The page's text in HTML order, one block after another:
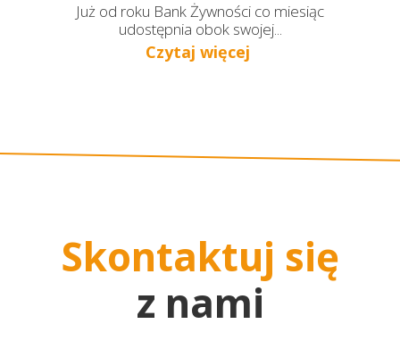
Już od roku Bank Żywności co miesiąc
udostępnia obok swojej...
Czytaj więcej
Skontaktuj się
z nami